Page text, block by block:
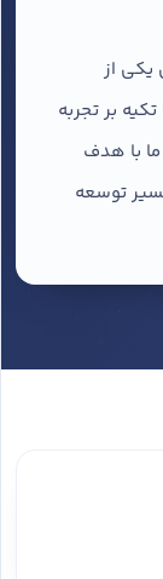
یکی از
بر تجربه
با هدف
توسعه